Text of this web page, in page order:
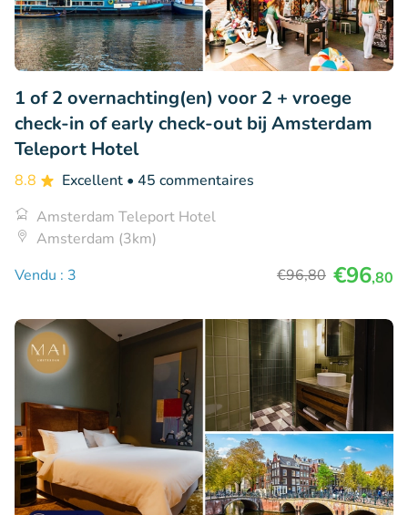
1 of 2 overnachting(en) voor 2 + vroege
check-in of early check-out bij Amsterdam
Teleport Hotel
8.8 Excellent • 45 commentaires
Amsterdam Teleport Hotel
Amsterdam (3km)
Vendu : 3
€96,80 €96,80